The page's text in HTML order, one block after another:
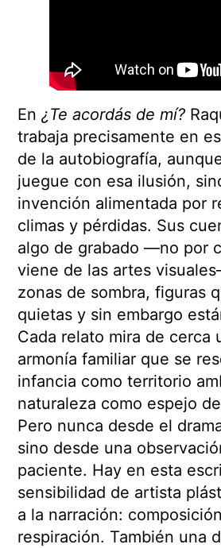
En¿Te acordás de mí?
trabaja precisamente en
de la autobiografía,
juegue con esa ilusión,
invención alimentada por
climas y pérdidas. Sus
algo de grabado —no por
viene de las artes
zonas de sombra, figuras
quietas y sin embargo
Cada relato mira de cerca
armonía familiar que se
infancia como territorio
naturaleza como espejo
Pero nunca desde el
sino desde una
paciente. Hay en esta
sensibilidad de artista
a la narración:
respiración. También una